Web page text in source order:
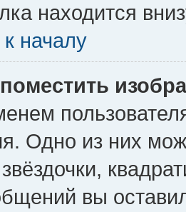
находится
началу
Одно из них
вы